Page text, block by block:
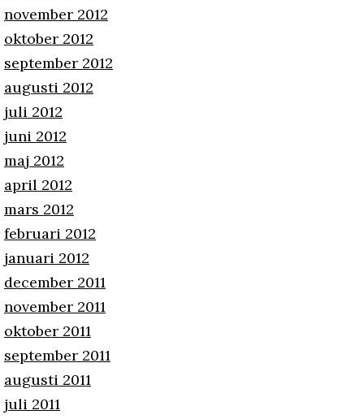
november 2012
oktober 2012
september 2012
augusti 2012
juli 2012
juni 2012
maj 2012
april 2012
mars 2012
februari 2012
januari 2012
december 2011
november 2011
oktober 2011
september 2011
augusti 2011
juli 2011